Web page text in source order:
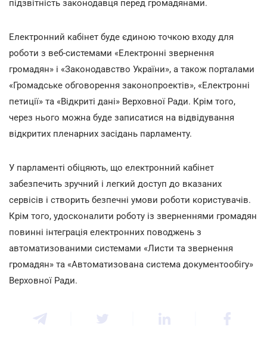
підзвітність законодавця перед громадянами.
Електронний кабінет буде єдиною точкою входу для
роботи з веб-системами «Електронні звернення
громадян» і «Законодавство України», а також порталами
«Громадське обговорення законопроектів», «Електронні
петиції» та «Відкриті дані» Верховної Ради. Крім того,
через нього можна буде записатися на відвідування
відкритих пленарних засідань парламенту.
У парламенті обіцяють, що електронний кабінет
забезпечить зручний і легкий доступ до вказаних
сервісів і створить безпечні умови роботи користувачів.
Крім того, удосконалити роботу із зверненнями громадян
повинні інтеграція електронних поводжень з
автоматизованими системами «Листи та звернення
громадян» та «Автоматизована система документообігу»
Верховної Ради.